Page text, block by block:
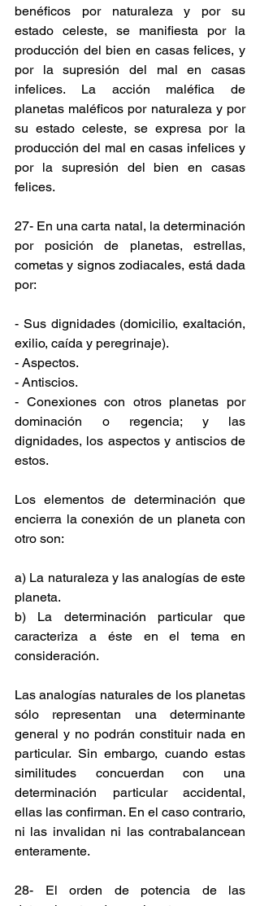
benéficos por naturaleza y por su
estado celeste, se manifiesta por la
producción del bien en casas felices, y
por la supresión del mal en casas
infelices. La acción maléfica de
planetas maléficos por naturaleza y por
su estado celeste, se expresa por la
producción del mal en casas infelices y
por la supresión del bien en casas
felices.
27- En una carta natal, la determinación
por posición de planetas, estrellas,
cometas y signos zodiacales, está dada
por:
- Sus dignidades (domicilio, exaltación,
exilio, caída y peregrinaje).
- Aspectos.
- Antiscios.
- Conexiones con otros planetas por
dominación o regencia; y las
dignidades, los aspectos y antiscios de
estos.
Los elementos de determinación que
encierra la conexión de un planeta con
otro son:
a) La naturaleza y las analogías de este
planeta.
b) La determinación particular que
caracteriza a éste en el tema en
consideración.
Las analogías naturales de los planetas
sólo representan una determinante
general y no podrán constituir nada en
particular. Sin embargo, cuando estas
similitudes concuerdan con una
determinación particular accidental,
ellas las confirman. En el caso contrario,
ni las invalidan ni las contrabalancean
enteramente.
28- El orden de potencia de las